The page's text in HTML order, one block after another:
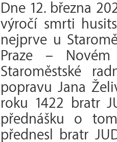
Dne 12. března
výročí smrti
nejprve u
Praze –
Staroměstské
popravu Jana
roku 1422 bratr
přednášku o
přednesl bratr